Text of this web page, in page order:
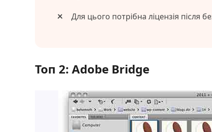
Для цього потрібна ліцензія після
Топ 2: Adobe Bridge